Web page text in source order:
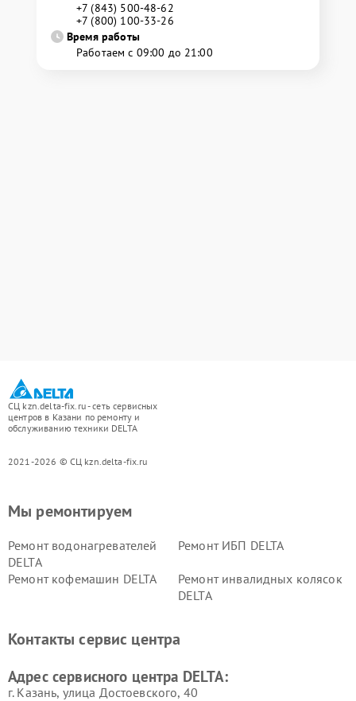
+7 (843) 500-48-62
+7 (800) 100-33-26
Время работы
Работаем с 09:00 до 21:00
СЦ kzn.delta-fix.ru - сеть сервисных
центров в Казани по ремонту и
обслуживанию техники DELTA
2021-2026 © СЦ kzn.delta-fix.ru
Мы ремонтируем
Ремонт водонагревателей
DELTA
Ремонт ИБП DELTA
Ремонт кофемашин DELTA
Ремонт инвалидных колясок
DELTA
Контакты сервис центра
Адрес сервисного центра DELTA:
г. Казань, улица Достоевского, 40